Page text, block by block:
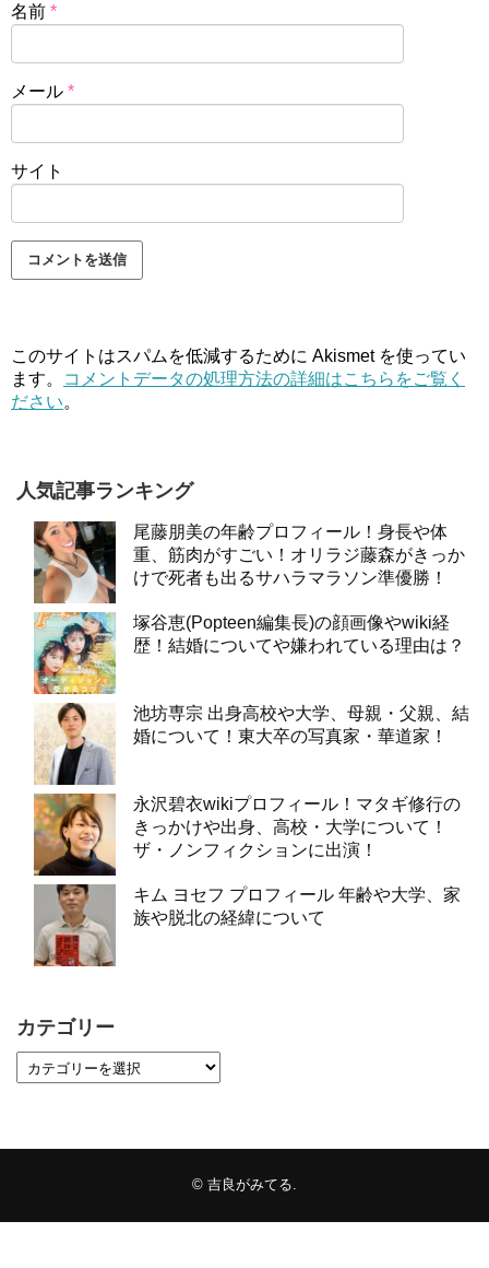
名前 *
メール *
サイト
このサイトはスパムを低減するために Akismet を使ってい
ます。
コメントデータの処理方法の詳細はこちらをご覧く
ださい。
人気記事ランキング
尾藤朋美の年齢プロフィール！身長や体
重、筋肉がすごい！オリラジ藤森がきっか
けで死者も出るサハラマラソン準優勝！
塚谷恵(Popteen編集長)の顔画像やwiki経
歴！結婚についてや嫌われている理由は？
池坊専宗 出身高校や大学、母親・父親、結
婚について！東大卒の写真家・華道家！
永沢碧衣wikiプロフィール！マタギ修行の
きっかけや出身、高校・大学について！
ザ・ノンフィクションに出演！
キム ヨセフ プロフィール 年齢や大学、家
族や脱北の経緯について
カテゴリー
© 吉良がみてる.